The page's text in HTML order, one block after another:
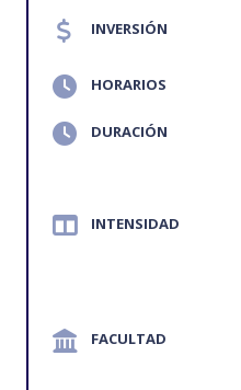
INVERSIÓN
HORARIOS
DURACIÓN
INTENSIDAD
FACULTAD